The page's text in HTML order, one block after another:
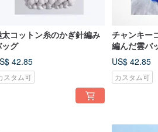
コットン糸のかぎ針編み
グ
42.85
スタム可
チャンキー
編んだ雲バ
US$ 42.85
カスタム可